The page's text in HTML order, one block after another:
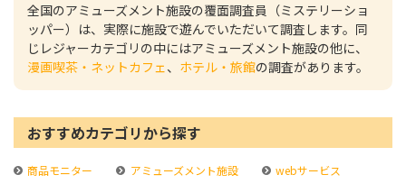
全国のアミューズメント施設の覆面調査員（ミステリーショ
ッパー）は、実際に施設で遊んでいただいて調査します。同
じレジャーカテゴリの中にはアミューズメント施設の他に、
漫画喫茶・ネットカフェ、 ホテル・旅館の調査があります。
おすすめカテゴリから探す
商品モニター アミューズメント施設
webサービス